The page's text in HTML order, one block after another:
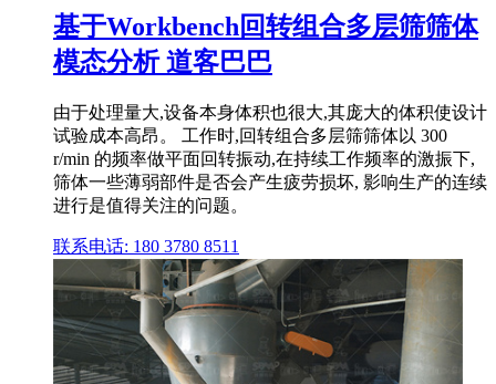
基于Workbench回转组合多层筛筛体
模态分析 道客巴巴
由于处理量大,设备本身体积也很大,其庞大的体积使设计
试验成本高昂。 工作时,回转组合多层筛筛体以 300
r/min 的频率做平面回转振动,在持续工作频率的激振下,
筛体一些薄弱部件是否会产生疲劳损坏, 影响生产的连续
进行是值得关注的问题。
联系电话: 180 3780 8511